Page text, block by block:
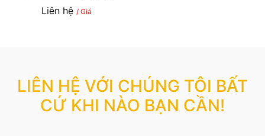
Liên hệ / Giá
LIÊN HỆ VỚI CHÚNG TÔI BẤT
CỨ KHI NÀO BẠN CẦN!